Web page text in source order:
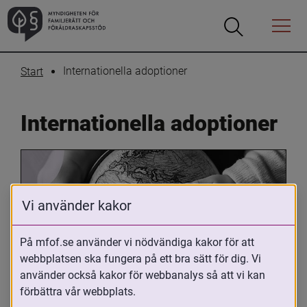
Öppna
Öppna
Menyn
Start Internationella adoptioner
Internationella adoptioner
Oavsett om du är adopterad,
adoptivförälder eller arbetar med
Vi använder kakor
På mfof.se använder vi nödvändiga kakor för att
webbplatsen ska fungera på ett bra sätt för dig. Vi
använder också kakor för webbanalys så att vi kan
förbättra vår webbplats.